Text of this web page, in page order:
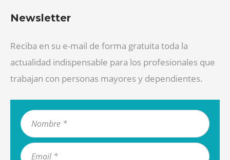
Newsletter
Reciba en su e-mail de forma gratuita toda la
actualidad indispensable para los profesionales que
trabajan con personas mayores y dependientes.